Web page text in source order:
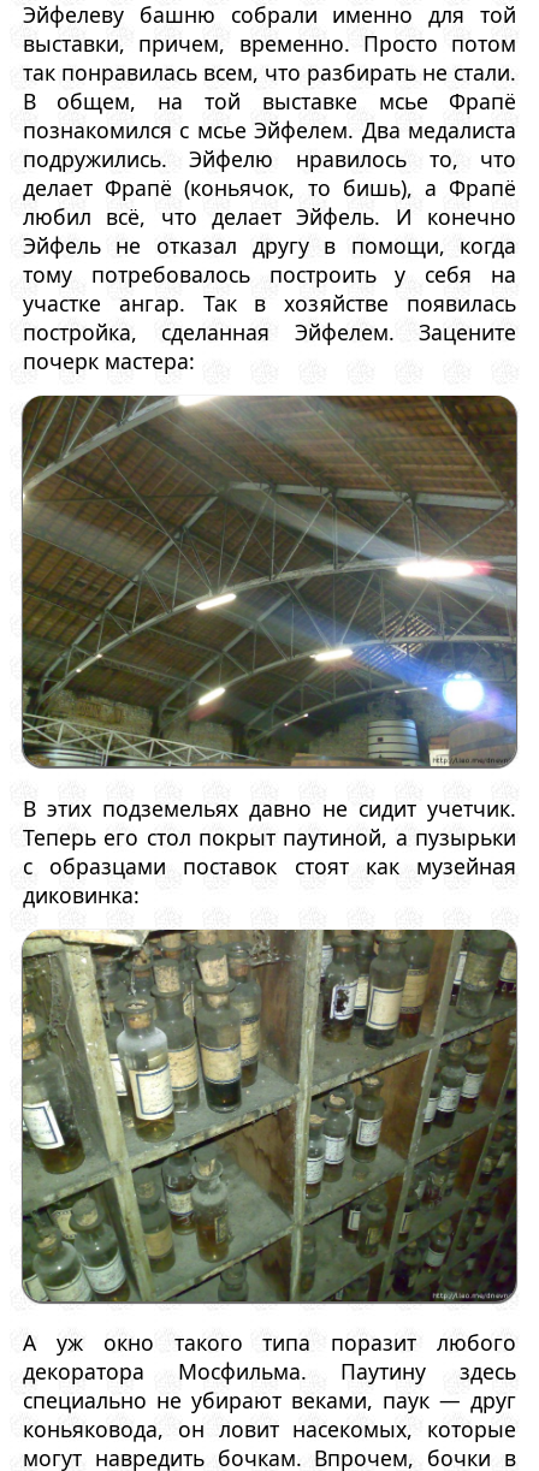
Эйфелеву башню собрали именно для той
выставки, причем, временно. Просто потом
так понравилась всем, что разбирать не стали.
В общем, на той выставке мсье Фрапё
познакомился с мсье Эйфелем. Два медалиста
подружились. Эйфелю нравилось то, что
делает Фрапё (коньячок, то бишь), а Фрапё
любил всё, что делает Эйфель. И конечно
Эйфель не отказал другу в помощи, когда
тому потребовалось построить у себя на
участке ангар. Так в хозяйстве появилась
постройка, сделанная Эйфелем. Зацените
почерк мастера:
В этих подземельях давно не сидит учетчик.
Теперь его стол покрыт паутиной, а пузырьки
с образцами поставок стоят как музейная
диковинка:
А уж окно такого типа поразит любого
декоратора Мосфильма. Паутину здесь
специально не убирают веками, паук — друг
коньяковода, он ловит насекомых, которые
могут навредить бочкам. Впрочем, бочки в